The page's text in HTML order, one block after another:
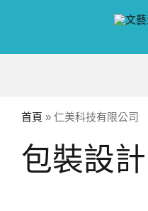
首頁 » 仁美科技有限公司
包裝設計